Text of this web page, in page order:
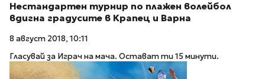
Нестандартен турнир по плажен волейбол
вдигна градусите в Крапец и Варна
8 август 2018, 10:11
Гласувай за Играч на мача. Остават ти 15 минути.